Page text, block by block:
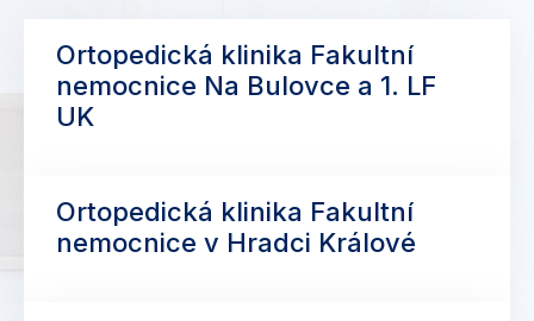
Ortopedická klinika Fakultní
nemocnice Na Bulovce a 1. LF
UK
Ortopedická klinika Fakultní
nemocnice v Hradci Králové